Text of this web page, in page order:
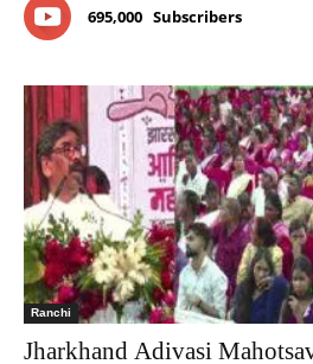
695,000 Subscribers
Ranchi
Jharkhand Adivasi